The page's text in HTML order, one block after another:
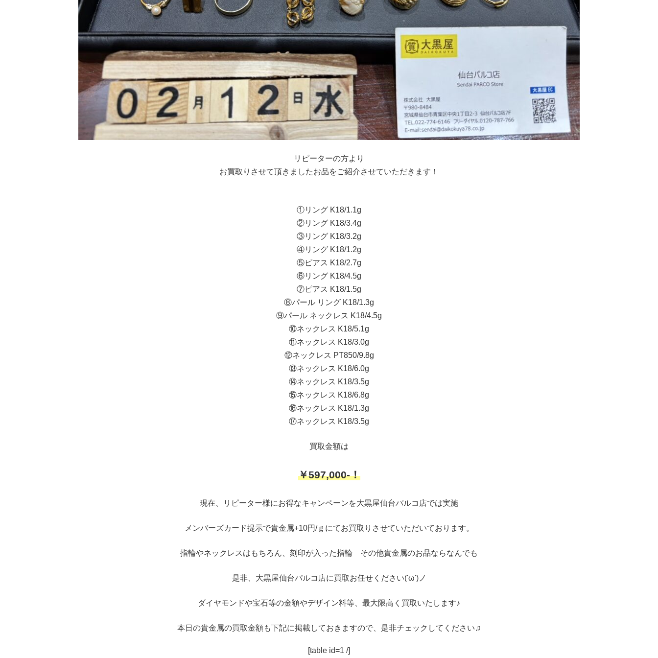
リピーターの方より
お買取りさせて頂きましたお品をご紹介させていただきます！
①リング K18/1.1g
②リング K18/3.4g
③リング K18/3.2g
④リング K18/1.2g
⑤ピアス K18/2.7g
⑥リング K18/4.5g
⑦ピアス K18/1.5g
⑧パール リング K18/1.3g
⑨パール ネックレス K18/4.5g
⑩ネックレス K18/5.1g
⑪ネックレス K18/3.0g
⑫ネックレス PT850/9.8g
⑬ネックレス K18/6.0g
⑭ネックレス K18/3.5g
⑮ネックレス K18/6.8g
⑯ネックレス K18/1.3g
⑰ネックレス K18/3.5g
買取金額は
￥597,000-！
現在、リピーター様にお得なキャンペーンを大黒屋仙台パルコ店では実施
メンバーズカード提示で貴金属+10円/ｇにてお買取りさせていただいております。
指輪やネックレスはもちろん、刻印が入った指輪 その他貴金属のお品ならなんでも
是非、大黒屋仙台パルコ店に買取お任せください('ω')ノ
ダイヤモンドや宝石等の金額やデザイン料等、最大限高く買取いたします♪
本日の貴金属の買取金額も下記に掲載しておきますので、是非チェックしてください♫
[table id=1 /]